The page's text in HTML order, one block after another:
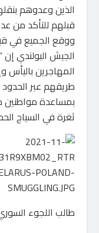
الذين وعدوهم
قبلهم للتأكد من
ووقع الجميع في
الجيش البولندي
المهاجرين
طريقهم عبر
بمساعدة مواطنين
ثغرة في السياج
طالب اللجوء السوري